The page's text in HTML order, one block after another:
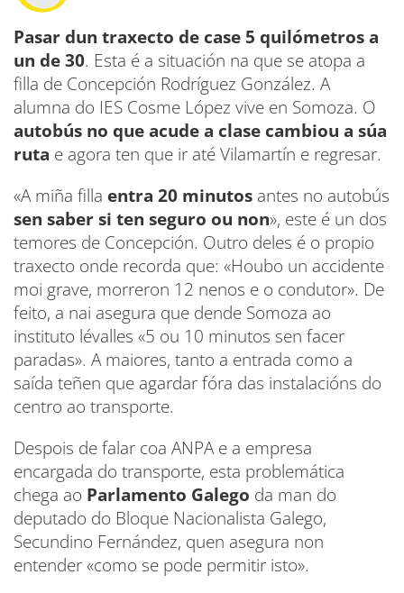
Pasar dun traxecto de case 5 quilómetros a
un de 30. Esta é a situación na que se atopa a
filla de Concepción Rodríguez González. A
alumna do IES Cosme López vive en Somoza. O
autobús no que acude a clase cambiou a súa
ruta e agora ten que ir até Vilamartín e regresar.
«A miña filla entra 20 minutos antes no autobús
sen saber si ten seguro ou non», este é un dos
temores de Concepción. Outro deles é o propio
traxecto onde recorda que: «Houbo un accidente
moi grave, morreron 12 nenos e o condutor». De
feito, a nai asegura que dende Somoza ao
instituto lévalles «5 ou 10 minutos sen facer
paradas». A maiores, tanto a entrada como a
saída teñen que agardar fóra das instalacións do
centro ao transporte.
Despois de falar coa ANPA e a empresa
encargada do transporte, esta problemática
chega ao Parlamento Galego da man do
deputado do Bloque Nacionalista Galego,
Secundino Fernández, quen asegura non
entender «como se pode permitir isto».